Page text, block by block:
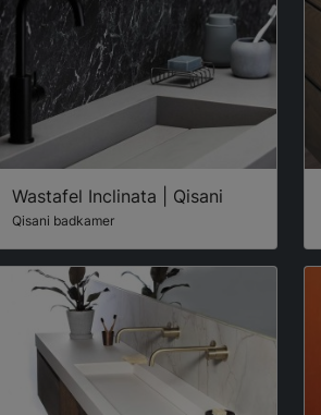
Wastafel Inclinata | Qisani
Qisani badkamer